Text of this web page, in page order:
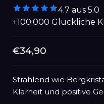
4.7 aus 5.0
+100.000 Glückliche
Normaler
€34,90
Strahlend wie
Klarheit und positive